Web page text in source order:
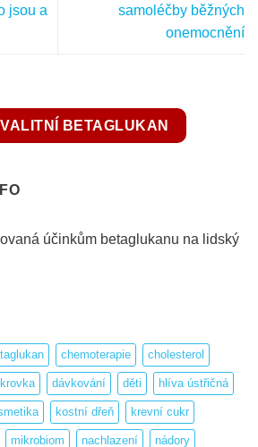
jsou a
samoléčby běžných
onemocnění
BETAGLUKAN
účinkům betaglukanu na lidský
chemoterapie cholesterol
dávkování děti hlíva ústřičná
kostní dřeň krevní cukr
mikrobiom nachlazení nádory